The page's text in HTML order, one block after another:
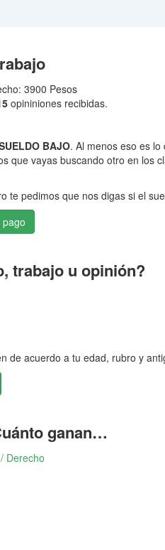
3900 Pesos
opininiones recibidas.
BAJO. Al menos eso es
que vayas buscando otro en los
te pedimos que nos digas si el
trabajo u opinión?
de acuerdo a tu edad, rubro y
ganan…
Derecho